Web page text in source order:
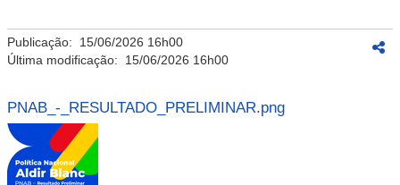
Publicação: 15/06/2026 16h00
Última modificação: 15/06/2026 16h00
PNAB_-_RESULTADO_PRELIMINAR.png